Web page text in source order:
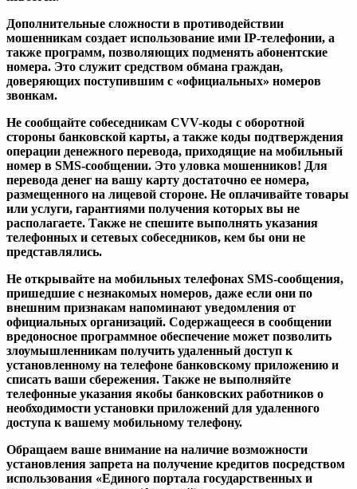
Дополнительные сложности в противодействии
мошенникам создает использование ими IP-телефонии, а
также программ, позволяющих подменять абонентские
номера. Это служит средством обмана граждан,
доверяющих поступившим с «официальных» номеров
звонкам.
Не сообщайте собеседникам CVV-коды с оборотной
стороны банковской карты, а также коды подтверждения
операции денежного перевода, приходящие на мобильный
номер в SMS-сообщении. Это уловка мошенников! Для
перевода денег на вашу карту достаточно ее номера,
размещенного на лицевой стороне. Не оплачивайте товары
или услуги, гарантиями получения которых вы не
располагаете. Также не спешите выполнять указания
телефонных и сетевых собеседников, кем бы они не
представлялись.
Не открывайте на мобильных телефонах SMS-сообщения,
пришедшие с незнакомых номеров, даже если они по
внешним признакам напоминают уведомления от
официальных организаций. Содержащееся в сообщении
вредоносное программное обеспечение может позволить
злоумышленникам получить удаленный доступ к
установленному на телефоне банковскому приложению и
списать ваши сбережения. Также не выполняйте
телефонные указания якобы банковских работников о
необходимости установки приложений для удаленного
доступа к вашему мобильному телефону.
Обращаем ваше внимание на наличие возможности
установления запрета на получение кредитов посредством
использования «Единого портала государственных и